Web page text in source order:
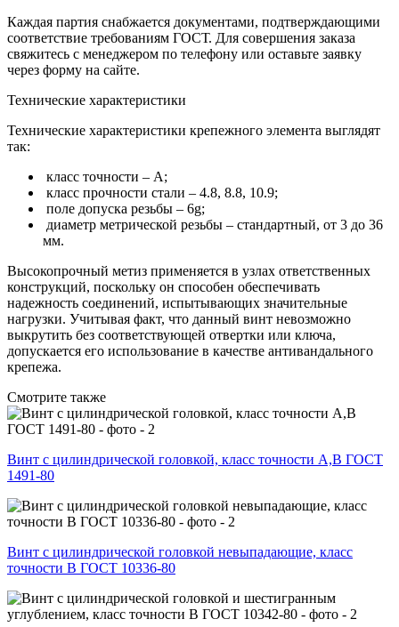
Каждая партия снабжается документами, подтверждающими
соответствие требованиям ГОСТ. Для совершения заказа
свяжитесь с менеджером по телефону или оставьте заявку
через форму на сайте.
Технические характеристики
Технические характеристики крепежного элемента выглядят
так:
класс точности – А;
класс прочности стали – 4.8, 8.8, 10.9;
поле допуска резьбы – 6g;
диаметр метрической резьбы – стандартный, от 3 до 36
мм.
Высокопрочный метиз применяется в узлах ответственных
конструкций, поскольку он способен обеспечивать
надежность соединений, испытывающих значительные
нагрузки. Учитывая факт, что данный винт невозможно
выкрутить без соответствующей отвертки или ключа,
допускается его использование в качестве антивандального
крепежа.
Смотрите также
Винт с цилиндрической головкой, класс точности А,В ГОСТ
1491-80
Винт с цилиндрической головкой невыпадающие, класс
точности В ГОСТ 10336-80